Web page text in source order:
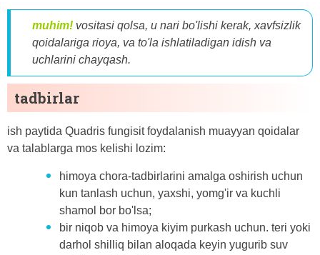
muhim! vositasi qolsa, u nari bo'lishi kerak, xavfsizlik
qoidalariga rioya, va to'la ishlatiladigan idish va
uchlarini chayqash.
tadbirlar
ish paytida Quadris fungisit foydalanish muayyan qoidalar
va talablarga mos kelishi lozim:
himoya chora-tadbirlarini amalga oshirish uchun
kun tanlash uchun, yaxshi, yomg'ir va kuchli
shamol bor bo'lsa;
bir niqob va himoya kiyim purkash uchun. teri yoki
darhol shilliq bilan aloqada keyin yugurib suv